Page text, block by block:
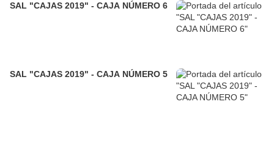
SAL "CAJAS 2019" - CAJA NÚMERO 6
SAL "CAJAS 2019" - CAJA NÚMERO 5